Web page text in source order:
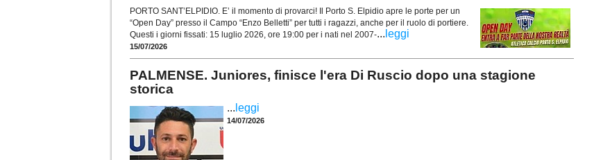
PORTO SANT’ELPIDIO. E’ il momento di provarci! Il Porto S. Elpidio apre le porte per un
“Open Day” presso il Campo “Enzo Belletti” per tutti i ragazzi, anche per il ruolo di portiere.
Questi i giorni fissati: 15 luglio 2026, ore 19:00 per i nati nel 2007-... leggi
15/07/2026
PALMENSE. Juniores, finisce l'era Di Ruscio dopo una stagione
storica
... leggi
14/07/2026